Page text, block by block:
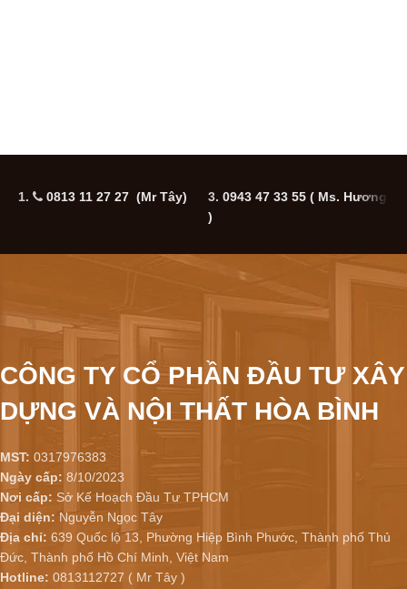
1. 0813 11 27 27 (Mr Tây) 3. 0943 47 33 55 ( Ms. Hương
)
CÔNG TY CỔ PHẦN ĐẦU TƯ XÂY
DỰNG VÀ NỘI THẤT HÒA BÌNH
MST: 0317976383
Ngày cấp: 8/10/2023
Nơi cấp: Sở Kế Hoạch Đầu Tư TPHCM
Đại diện: Nguyễn Ngọc Tây
Địa chỉ: 639 Quốc lộ 13, Phường Hiệp Bình Phước, Thành phố Thủ
Đức, Thành phố Hồ Chí Minh, Việt Nam
Hotline: 0813112727 ( Mr Tây )